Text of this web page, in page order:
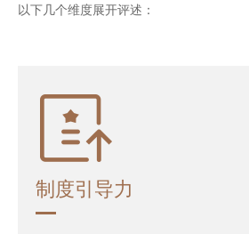
以下几个维度展开评述：
制度引导力